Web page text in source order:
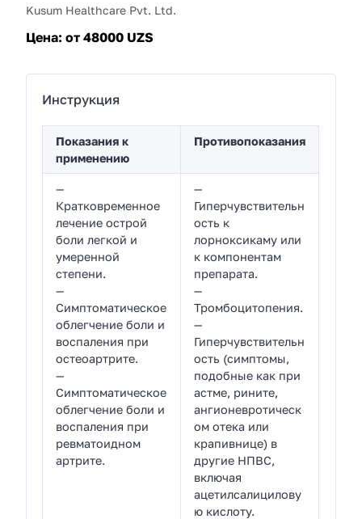
Kusum Healthcare Pvt. Ltd.
Цена: от 48000 UZS
Инструкция
Показания к
применению
Противопоказания
—
Кратковременное
лечение острой
боли легкой и
умеренной
степени.
—
Симптоматическое
облегчение боли и
воспаления при
остеоартрите.
—
Симптоматическое
облегчение боли и
воспаления при
ревматоидном
артрите.
—
Гиперчувствительн
ость к
лорноксикаму или
к компонентам
препарата.
—
Тромбоцитопения.
—
Гиперчувствительн
ость (симптомы,
подобные как при
астме, рините,
ангионевротическ
ом отека или
крапивнице) в
другие НПВС,
включая
ацетилсалицилову
ю кислоту.